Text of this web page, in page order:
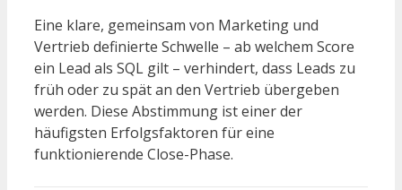
Eine klare, gemeinsam von Marketing und
Vertrieb definierte Schwelle – ab welchem Score
ein Lead als SQL gilt – verhindert, dass Leads zu
früh oder zu spät an den Vertrieb übergeben
werden. Diese Abstimmung ist einer der
häufigsten Erfolgsfaktoren für eine
funktionierende Close-Phase.